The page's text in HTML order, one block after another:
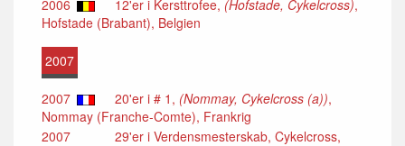
2006
12'er i Kersttrofee, (Hofstade, Cykelcross),
Hofstade (Brabant), Belgien
2007
2007 20'er i # 1, (Nommay, Cykelcross (a)),
Nommay (Franche-Comte), Frankrig
2007
29'er i Verdensmesterskab, Cykelcross,